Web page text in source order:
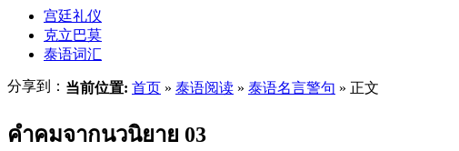
宫廷礼仪
克立巴莫
泰语词汇
分享到： 当前位置: 首页 » 泰语阅读 » 泰语名言警句 » 正文
คำคมจากนวนิยาย 03